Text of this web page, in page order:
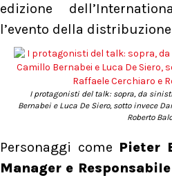
edizione
l’evento della
I protagonisti del talk: sopra, da
Bernabei e Luca De Siero, sotto invece
Roberto
Personaggi come Pieter
Manager e